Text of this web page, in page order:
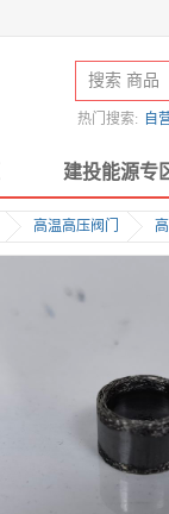
热门搜索: 自
建投能源专
高温高压阀门